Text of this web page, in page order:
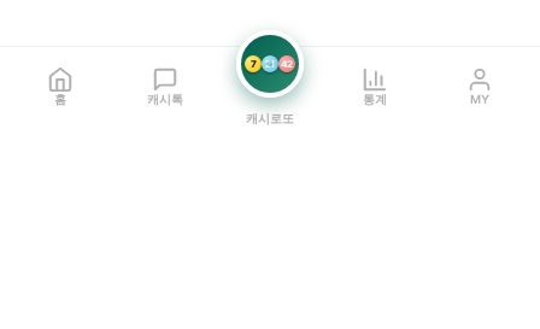
홈 캐시톡
7 21 42
캐시로또
통계 MY